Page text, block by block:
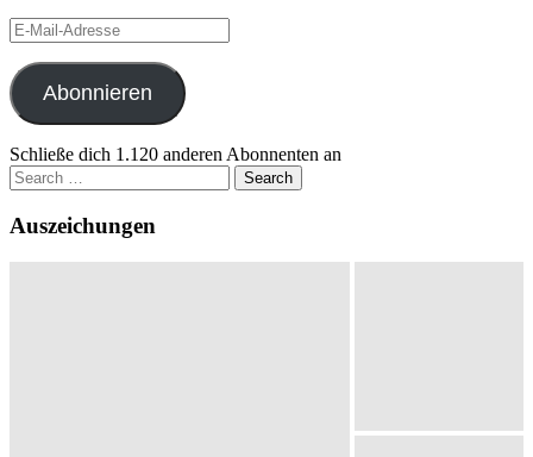
E-
Mail-
Adresse
Abonnieren
Schließe dich 1.120 anderen Abonnenten an
Search
for:
Auszeichungen